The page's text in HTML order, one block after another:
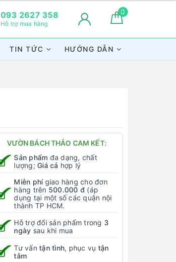
093 2627 358
Hỗ trợ mua hàng
0
TIN TỨC HƯỚNG DẪN
VƯỜN BÁCH THẢO CAM KẾT:
Sản phẩm đa dạng, chất
lượng;Giá cả hợp lý
Miễn phígiao hàng cho đơn
hàng trên 500.000 đ (áp
dụng tại một số các quận nội
thành TP HCM.
Hỗ trợ đổi sản phẩm trong 3
ngày sau khi mua
Tư vấntận tình, phục vụ tận
tâm